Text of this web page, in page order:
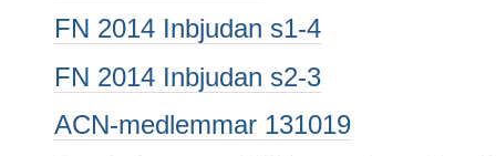
FN 2014 Inbjudan s1-4
FN 2014 Inbjudan s2-3
ACN-medlemmar 131019